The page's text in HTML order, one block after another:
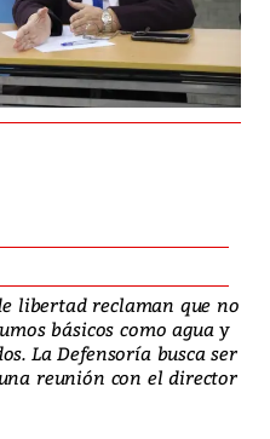
libertad reclaman que no
básicos como agua y
La Defensoría busca ser
reunión con el director